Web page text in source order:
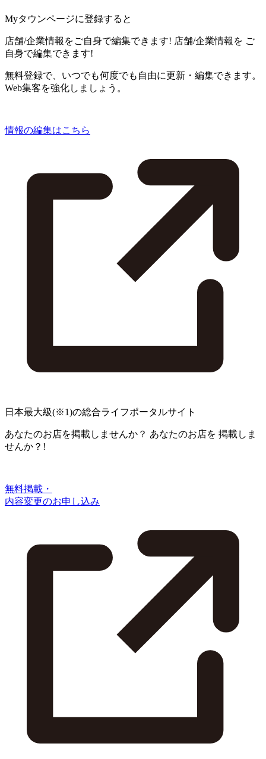
Myタウンページに登録すると
店舗/企業情報をご自身で編集できます! 店舗/企業情報を ご
自身で編集できます!
無料登録で、いつでも何度でも自由に更新・編集できます。
Web集客を強化しましょう。
情報の編集はこちら
日本最大級(※1)の総合ライフポータルサイト
あなたのお店を掲載しませんか？ あなたのお店を 掲載しま
せんか？!
無料掲載・
内容変更のお申し込み